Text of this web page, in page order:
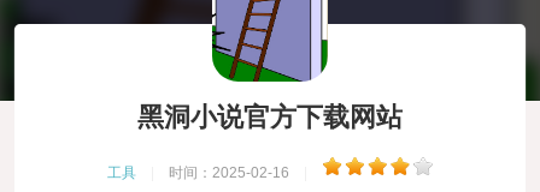
黑洞小说官方下载网站
工具 时间：2025-02-16